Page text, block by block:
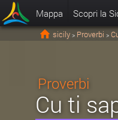
Mappa Scopri la
sicily > Proverbi >
Proverbi
Cu ti